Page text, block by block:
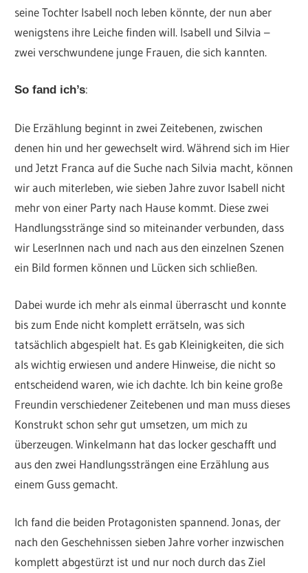
seine Tochter Isabell noch leben könnte, der nun aber
wenigstens ihre Leiche finden will. Isabell und Silvia –
zwei verschwundene junge Frauen, die sich kannten.
So fand ich’s:
Die Erzählung beginnt in zwei Zeitebenen, zwischen
denen hin und her gewechselt wird. Während sich im Hier
und Jetzt Franca auf die Suche nach Silvia macht, können
wir auch miterleben, wie sieben Jahre zuvor Isabell nicht
mehr von einer Party nach Hause kommt. Diese zwei
Handlungsstränge sind so miteinander verbunden, dass
wir LeserInnen nach und nach aus den einzelnen Szenen
ein Bild formen können und Lücken sich schließen.
Dabei wurde ich mehr als einmal überrascht und konnte
bis zum Ende nicht komplett errätseln, was sich
tatsächlich abgespielt hat. Es gab Kleinigkeiten, die sich
als wichtig erwiesen und andere Hinweise, die nicht so
entscheidend waren, wie ich dachte. Ich bin keine große
Freundin verschiedener Zeitebenen und man muss dieses
Konstrukt schon sehr gut umsetzen, um mich zu
überzeugen. Winkelmann hat das locker geschafft und
aus den zwei Handlungssträngen eine Erzählung aus
einem Guss gemacht.
Ich fand die beiden Protagonisten spannend. Jonas, der
nach den Geschehnissen sieben Jahre vorher inzwischen
komplett abgestürzt ist und nur noch durch das Ziel